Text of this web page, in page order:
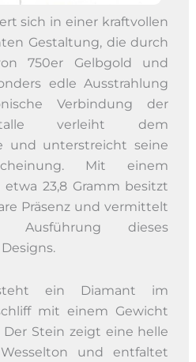
sich in einer kraftvollen
Gestaltung, die durch
750er Gelbgold und
edle Ausstrahlung
Verbindung der
verleiht dem
und unterstreicht seine
Mit einem
23,8 Gramm besitzt
Präsenz und vermittelt
Ausführung dieses
ein Diamant im
mit einem Gewicht
Der Stein zeigt eine helle
und entfaltet